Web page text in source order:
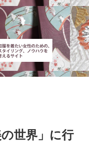
世界」に行